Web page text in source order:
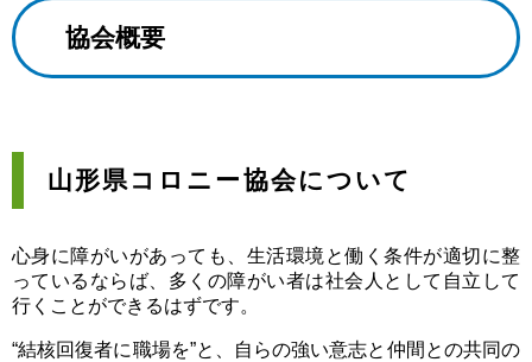
協会概要
山形県コロニー協会について
心身に障がいがあっても、生活環境と働く条件が適切に整
っているならば、多くの障がい者は社会人として自立して
行くことができるはずです。
“結核回復者に職場を”と、自らの強い意志と仲間との共同の